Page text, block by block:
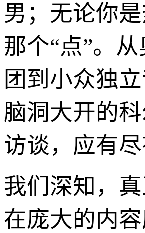
男；无论你
那个“点”。
团到小众独
脑洞大开的
访谈，应有尽
我们深知，
在庞大的内